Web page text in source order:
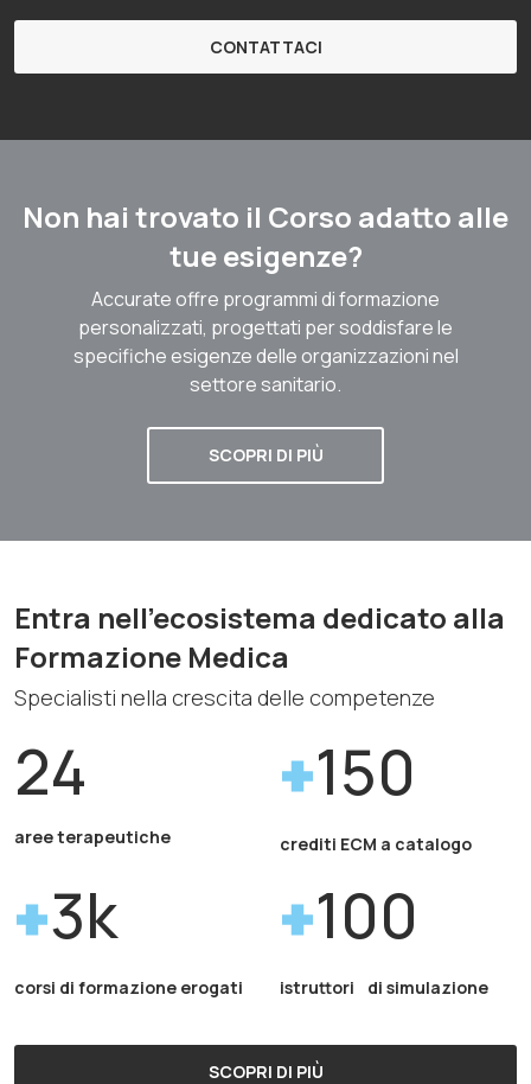
CONTATTACI
Non hai trovato il Corso adatto alle
tue esigenze?
Accurate offre programmi di formazione
personalizzati, progettati per soddisfare le
specifiche esigenze delle organizzazioni nel
settore sanitario.
SCOPRI DI PIÙ
Entra nell'ecosistema dedicato alla
Formazione Medica
Specialisti nella crescita delle competenze
24
aree terapeutiche
150
crediti ECM a catalogo
3k
corsi di formazione erogati
100
istruttori di simulazione
SCOPRI DI PIÙ